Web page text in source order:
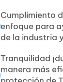
Cumplimiento
enfoque para
de la industria
Tranquilidad
manera más